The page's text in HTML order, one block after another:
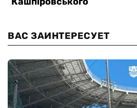
ВАС ЗАИНТЕРЕСУЕТ